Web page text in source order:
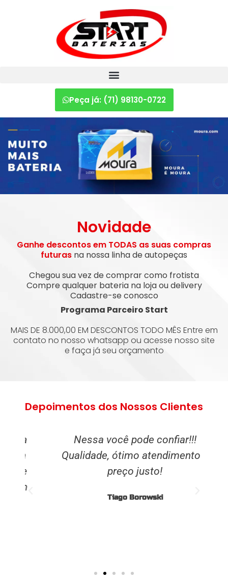
Peça já: (71) 98130-0722
Novidade
Ganhe descontos em TODAS as suas compras
futuras na nossa linha de autopeças
Chegou sua vez de comprar como frotista
Compre qualquer bateria na loja ou delivery
Cadastre-se conosco
Programa Parceiro Start
MAIS DE 8.000,00 EM DESCONTOS TODO MÊS Entre em
contato no nosso whatsapp ou acesse nosso site
e faça já seu orçamento
Depoimentos dos Nossos Clientes
Nessa você pode confiar!!!
Qualidade, ótimo atendimento e
preço justo!
Tiago Borowski